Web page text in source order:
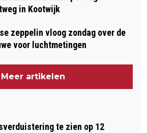
in Kootwijk
zeppelin vloog zondag over de
voor luchtmetingen
Meer artikelen
te zien op 12